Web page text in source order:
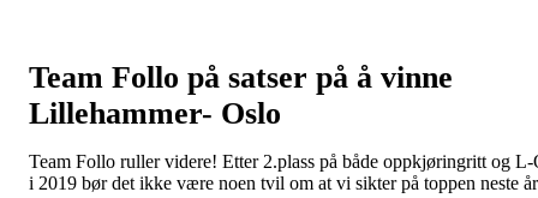
Team Follo på satser på å vinne
Lillehammer- Oslo
Team Follo ruller videre! Etter 2.plass på både oppkjøringritt og L-
i 2019 bør det ikke være noen tvil om at vi sikter på toppen neste